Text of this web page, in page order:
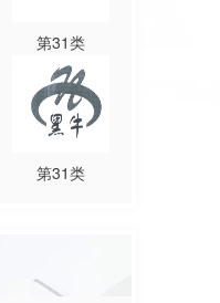
第31类
第31类